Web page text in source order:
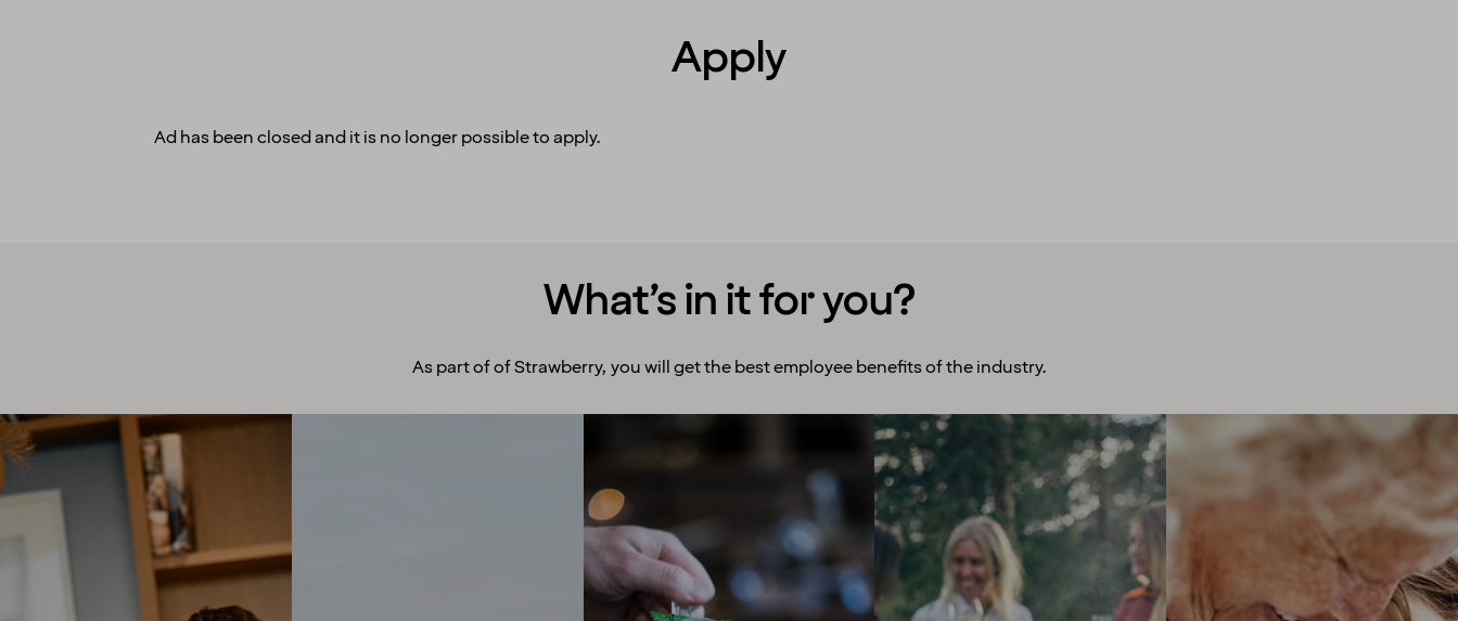
Apply
Ad has been closed and it is no longer possible to apply.
What’s in it for you?
As part of of Strawberry, you will get the best employee benefits of the industry.
A culture to
cherish
Our people always make
Room to grow Explore more